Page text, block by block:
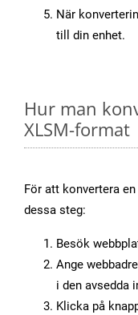
När
till din enhet.
Hur man
XLSM-format
För att konvertera
dessa steg:
Besök
Ange
i den avsedda
Klicka på